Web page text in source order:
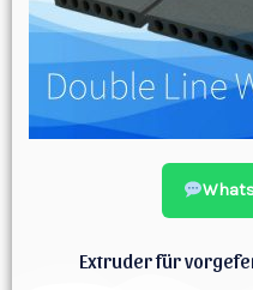
Extruder für